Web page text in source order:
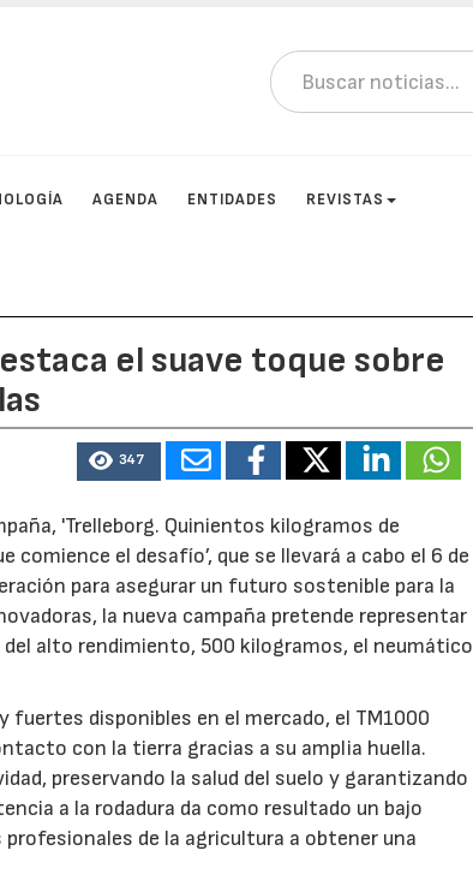
AGENDA ENTIDADES REVISTAS
el suave toque sobre
347
'Trelleborg. Quinientos kilogramos de
comience el desafío’, que se llevará a cabo el 6 de
para asegurar un futuro sostenible para la
la nueva campaña pretende representar
alto rendimiento, 500 kilogramos, el neumático
fuertes disponibles en el mercado, el TM1000
con la tierra gracias a su amplia huella.
preservando la salud del suelo y garantizando
a la rodadura da como resultado un bajo
de la agricultura a obtener una